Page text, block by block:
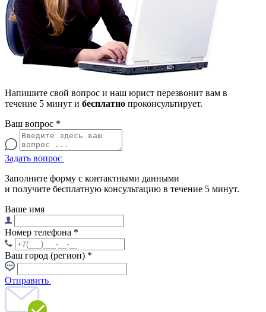
Напишите свой вопрос и наш юрист перезвонит вам в
течение 5 минут и бесплатно проконсультирует.
Ваш вопрос *
Задать вопрос
Заполните форму с контактными данными
и получите бесплатную консультацию в течение 5 минут.
Ваше имя
Номер телефона *
Ваш город (регион) *
Отправить